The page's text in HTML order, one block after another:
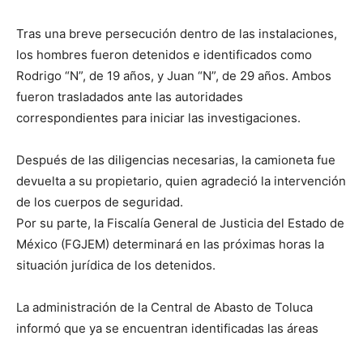
Tras una breve persecución dentro de las instalaciones,
los hombres fueron detenidos e identificados como
Rodrigo “N”, de 19 años, y Juan “N”, de 29 años. Ambos
fueron trasladados ante las autoridades
correspondientes para iniciar las investigaciones.
Después de las diligencias necesarias, la camioneta fue
devuelta a su propietario, quien agradeció la intervención
de los cuerpos de seguridad.
Por su parte, la Fiscalía General de Justicia del Estado de
México (FGJEM) determinará en las próximas horas la
situación jurídica de los detenidos.
La administración de la Central de Abasto de Toluca
informó que ya se encuentran identificadas las áreas